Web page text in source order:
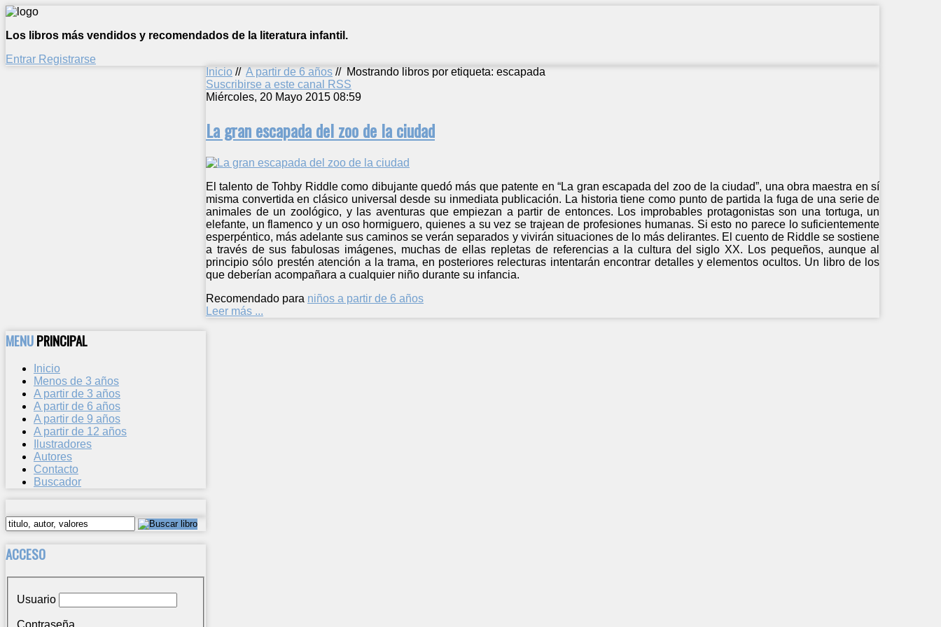
Los libros más vendidos y recomendados de la literatura infantil.
Entrar Registrarse
Inicio // A partir de 6 años // Mostrando libros por etiqueta: escapada
Suscribirse a este canal RSS
Miércoles, 20 Mayo 2015 08:59
La gran escapada del zoo de la ciudad
El talento de Tohby Riddle como dibujante quedó más que patente en “La gran escapada del zoo de la ciudad”, una obra maestra en sí
misma convertida en clásico universal desde su inmediata publicación. La historia tiene como punto de partida la fuga de una serie de
animales de un zoológico, y las aventuras que empiezan a partir de entonces. Los improbables protagonistas son una tortuga, un
elefante, un flamenco y un oso hormiguero, quienes a su vez se trajean de profesiones humanas. Si esto no parece lo suficientemente
esperpéntico, más adelante sus caminos se verán separados y vivirán situaciones de lo más delirantes. El cuento de Riddle se sostiene
a través de sus fabulosas imágenes, muchas de ellas repletas de referencias a la cultura del siglo XX. Los pequeños, aunque al
principio sólo prestén atención a la trama, en posteriores relecturas intentarán encontrar detalles y elementos ocultos. Un libro de los
que deberían acompañara a cualquier niño durante su infancia.
Recomendado para niños a partir de 6 años
Leer más ...
MENUPRINCIPAL
Inicio
Menos de 3 años
A partir de 3 años
A partir de 6 años
A partir de 9 años
A partir de 12 años
Ilustradores
Autores
Contacto
Buscador
ACCESO
Usuario